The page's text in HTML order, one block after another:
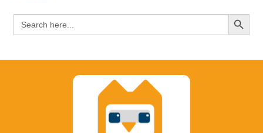
child
menu
child
Search
Search
for:
Search Button